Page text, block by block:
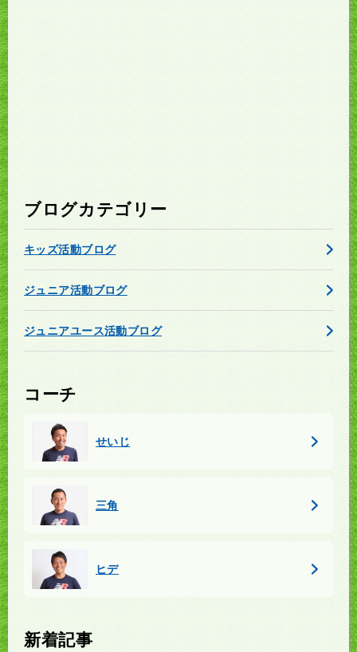
ブログカテゴリー
キッズ活動ブログ
ジュニア活動ブログ
ジュニアユース活動ブログ
コーチ
せいじ
三角
ヒデ
新着記事